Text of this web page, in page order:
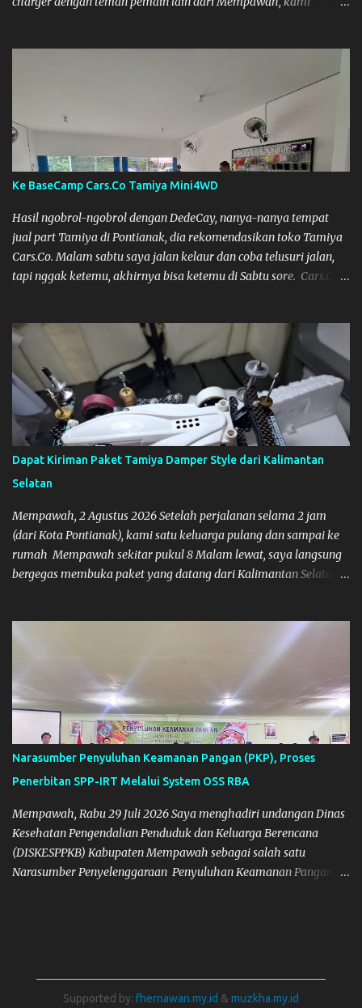
Ke BaseCamp Cars.Co Tamiya Mini4WD
Hasil ngobrol-ngobrol dengan DedeCay, nanya-nanya tempat
jual part Tamiya di Pontianak, dia rekomendasikan toko Tamiya
Cars.Co. Malam sabtu saya jalan kelaur dan coba telusuri jalan,
tapi nggak ketemu, akhirnya bisa ketemu di Sabtu sore. Cars.Co
Dapat Kiriman Paket Tamiya Damper Style dari Kalimantan
Selatan
Mempawah, 2 Agustus 2026 Setelah perjalanan selama 2 jam
(dari Kota Pontianak), kami satu keluarga pulang dan sampai ke
rumah Mempawah sekitar pukul 8 Malam lewat, saya langsung
bergegas membuka paket yang datang dari Kalimantan Selatan.
Narasumber Penyuluhan Keamanan Pangan (PKP), Proses
Penerbitan SPP-IRT Melalui System OSS RBA
Mempawah, Rabu 29 Juli 2026 Saya menghadiri undangan Dinas
Kesehatan Pengendalian Penduduk dan Keluarga Berencana
(DISKESPPKB) Kabupaten Mempawah sebagai salah satu
Narasumber Penyelenggaraan Penyuluhan Keamanan Pangan di
Supported by: fhernawan.my.id & muzkha.my.id